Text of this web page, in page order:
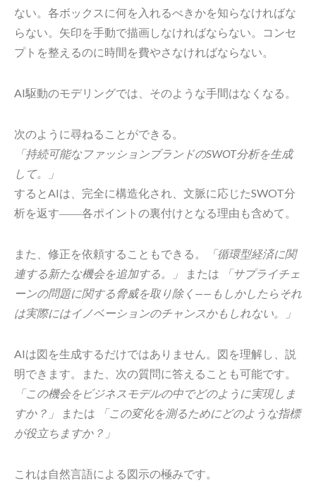
ない。各ボックスに何を入れるべきかを知らなければな
らない。矢印を手動で描画しなければならない。コンセ
プトを整えるのに時間を費やさなければならない。
AI駆動のモデリングでは、そのような手間はなくなる。
次のように尋ねることができる。
「持続可能なファッションブランドのSWOT分析を生成
して。」
するとAIは、完全に構造化され、文脈に応じたSWOT分
析を返す――各ポイントの裏付けとなる理由も含めて。
また、修正を依頼することもできる。
「循環型経済に関
連する新たな機会を追加する。」
または
「サプライチェ
ーンの問題に関する脅威を取り除く——もしかしたらそれ
は実際にはイノベーションのチャンスかもしれない。」
AIは図を生成するだけではありません。図を理解し、説
明できます。また、次の質問に答えることも可能です。
「この機会をビジネスモデルの中でどのように実現しま
すか？」
または
「この変化を測るためにどのような指標
が役立ちますか？」
これは自然言語による図示の極みです。